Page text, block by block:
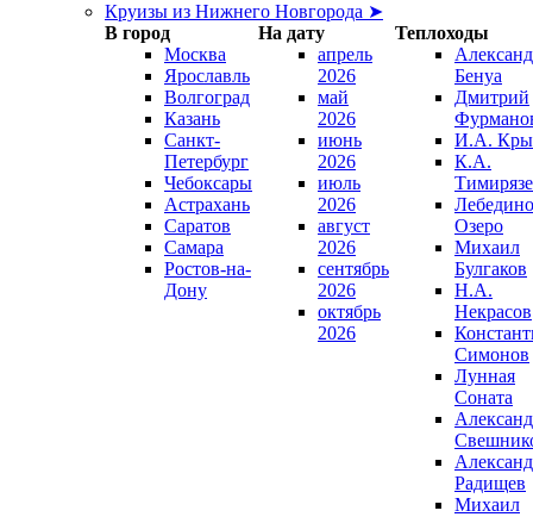
Круизы из Нижнего Новгорода ➤
В город
На дату
Теплоходы
Москва
Ярославль
Волгоград
Казань
Санкт-
Петербург
Чебоксары
Астрахань
Саратов
Самара
Ростов-на-
Дону
апрель
2026
май
2026
июнь
2026
июль
2026
август
2026
сентябрь
2026
октябрь
2026
Бенуа
Дмитрий
И.А.
К.А.
Озеро
Михаил
Булгаков
Н.А.
Некрасов
Симонов
Лунная
Соната
Радищев
Михаил